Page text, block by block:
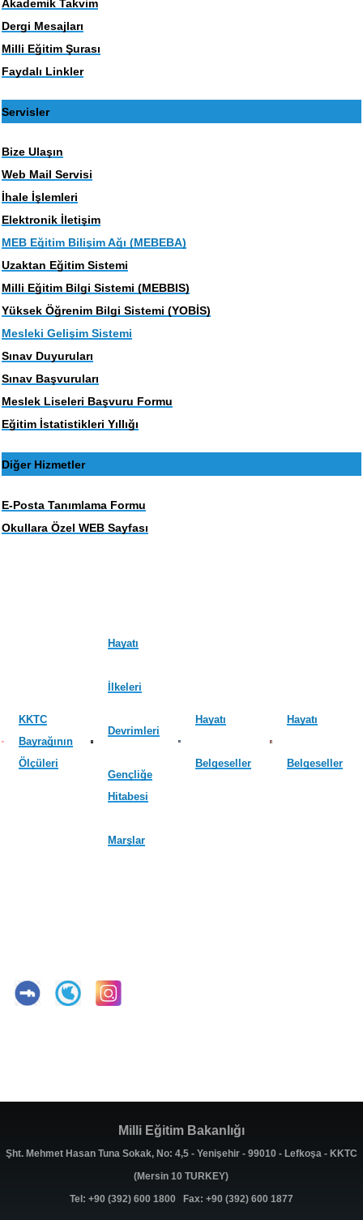
Akademik Takvim
Dergi Mesajları
Milli Eğitim Şurası
Faydalı Linkler
Servisler
Bize Ulaşın
Web Mail Servisi
İhale İşlemleri
Elektronik İletişim
MEB Eğitim Bilişim Ağı (MEBEBA)
Uzaktan Eğitim Sistemi
Milli Eğitim Bilgi Sistemi (MEBBIS)
Yüksek Öğrenim Bilgi Sistemi (YOBİS)
Mesleki Gelişim Sistemi
Sınav Duyuruları
Sınav Başvuruları
Meslek Liseleri Başvuru Formu
Eğitim İstatistikleri Yıllığı
Diğer Hizmetler
E-Posta Tanımlama Formu
Okullara Özel WEB Sayfası
KKTC
Bayrağının
Ölçüleri
Hayatı
İlkeleri
Devrimleri
Gençliğe
Hitabesi
Marşlar
Hayatı
Belgeseller
Hayatı
Belgeseller
Milli Eğitim Bakanlığı
Şht. Mehmet Hasan Tuna Sokak, No: 4,5 - Yenişehir - 99010 - Lefkoşa - KKTC
(Mersin 10 TURKEY)
Tel: +90 (392) 600 1800 Fax: +90 (392) 600 1877